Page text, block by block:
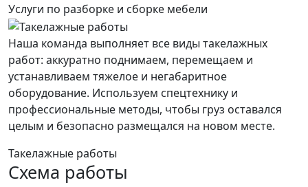
Услуги по разборке и сборке мебели
Наша команда выполняет все виды такелажных
работ: аккуратно поднимаем, перемещаем и
устанавливаем тяжелое и негабаритное
оборудование. Используем спецтехнику и
профессиональные методы, чтобы груз оставался
целым и безопасно размещался на новом месте.
Такелажные работы
Схема работы